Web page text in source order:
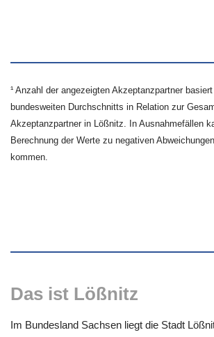
¹ Anzahl der angezeigten Akzeptanzpartner
bundesweiten Durchschnitts in Relation zur
Akzeptanzpartner in Lößnitz. In Ausnahmefällen
Berechnung der Werte zu negativen
kommen.
Das ist Lößnitz
Im Bundesland Sachsen liegt die Stadt